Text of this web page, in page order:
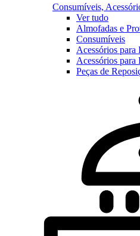
Consumíveis,
Ver tudo
Almofadas e
Consumíveis
Acessórios para
Acessórios para
Peças de